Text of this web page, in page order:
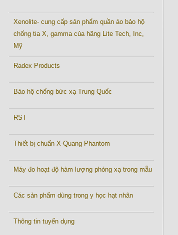
Xenolite- cung cấp sản phẩm quần áo bảo hộ
chống tia X, gamma của hãng Lite Tech, Inc,
Mỹ
Radex Products
Bảo hộ chống bức xạ Trung Quốc
RST
Thiết bị chuẩn X-Quang Phantom
Máy đo hoạt độ hàm lượng phóng xạ trong mẫu
Các sản phẩm dùng trong y học hạt nhân
Thông tin tuyển dụng